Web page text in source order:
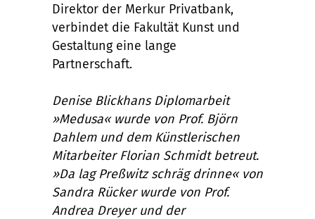
Direktor der Merkur Privatbank,
verbindet die Fakultät Kunst und
Gestaltung eine lange
Partnerschaft.
Denise Blickhans Diplomarbeit
»Medusa« wurde von Prof. Björn
Dahlem und dem Künstlerischen
Mitarbeiter Florian Schmidt betreut.
»Da lag Preßwitz schräg drinne« von
Sandra Rücker wurde von Prof.
Andrea Dreyer und der